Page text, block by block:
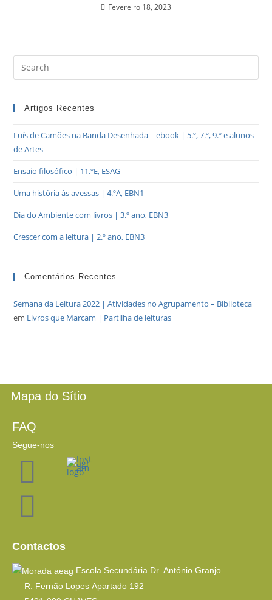
Fevereiro 18, 2023
Artigos Recentes
Luís de Camões na Banda Desenhada – ebook | 5.º, 7.º, 9.º e alunos
de Artes
Ensaio filosófico | 11.ºE, ESAG
Uma história às avessas | 4.ºA, EBN1
Dia do Ambiente com livros | 3.º ano, EBN3
Crescer com a leitura | 2.º ano, EBN3
Comentários Recentes
Semana da Leitura 2022 | Atividades no Agrupamento – Biblioteca
em Livros que Marcam | Partilha de leituras
Mapa do Sítio
FAQ
Segue-nos
Contactos
Escola Secundária Dr. António Granjo
R. Fernão Lopes Apartado 192